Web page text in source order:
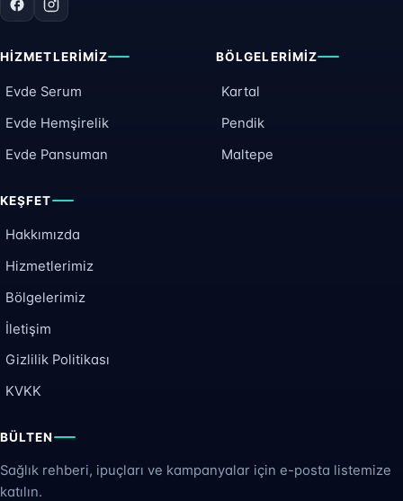
HIZMETLERIMIZ
Evde Serum
Evde Hemşirelik
Evde Pansuman
BÖLGELERIMIZ
Kartal
Pendik
Maltepe
KEŞFET
Hakkımızda
Hizmetlerimiz
Bölgelerimiz
İletişim
Gizlilik Politikası
KVKK
BÜLTEN
Sağlık rehberi, ipuçları ve kampanyalar için e-posta listemize
katılın.